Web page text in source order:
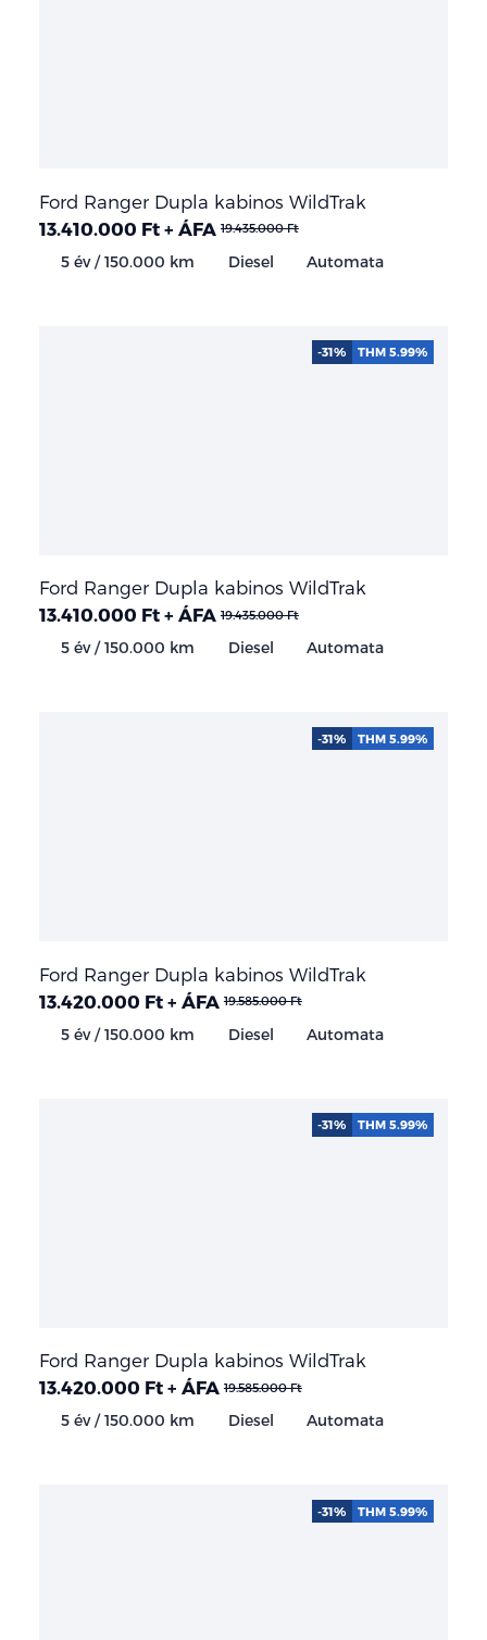
Ford Ranger Dupla kabinos WildTrak
13.410.000 Ft + ÁFA 19.435.000 Ft
5 év / 150.000 km Diesel Automata
Ford Ranger Dupla kabinos WildTrak
13.410.000 Ft + ÁFA 19.435.000 Ft
5 év / 150.000 km Diesel Automata
-31% THM 5.99%
Ford Ranger Dupla kabinos WildTrak
13.420.000 Ft + ÁFA 19.585.000 Ft
5 év / 150.000 km Diesel Automata
-31% THM 5.99%
Ford Ranger Dupla kabinos WildTrak
13.420.000 Ft + ÁFA 19.585.000 Ft
5 év / 150.000 km Diesel Automata
-31% THM 5.99%
-31% THM 5.99%